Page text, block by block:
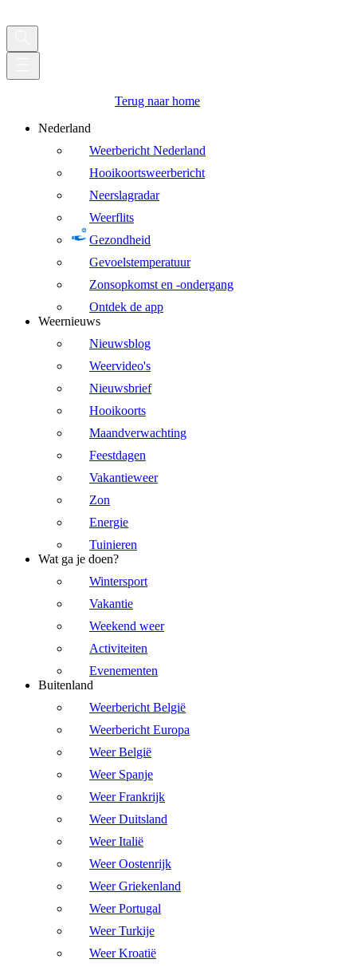
Terug naar home
Nederland
Weerbericht Nederland
Hooikoortsweerbericht
Neerslagradar
Weerflits
Gezondheid
Gevoelstemperatuur
Zonsopkomst en -ondergang
Ontdek de app
Weernieuws
Nieuwsblog
Weervideo's
Nieuwsbrief
Hooikoorts
Maandverwachting
Feestdagen
Vakantieweer
Zon
Energie
Tuinieren
Wat ga je doen?
Wintersport
Vakantie
Weekend weer
Activiteiten
Evenementen
Buitenland
Weerbericht België
Weerbericht Europa
Weer België
Weer Spanje
Weer Frankrijk
Weer Duitsland
Weer Italië
Weer Oostenrijk
Weer Griekenland
Weer Portugal
Weer Turkije
Weer Kroatië